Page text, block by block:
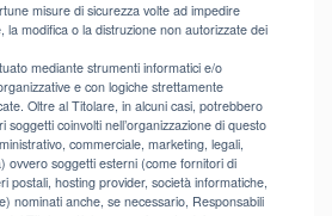
misure di sicurezza volte ad impedire
la modifica o la distruzione non autorizzate dei
mediante strumenti informatici e/o
e con logiche strettamente
Oltre al Titolare, in alcuni casi, potrebbero
soggetti coinvolti nell’organizzazione di questo
commerciale, marketing, legali,
ovvero soggetti esterni (come fornitori di
postali, hosting provider, società informatiche,
nominati anche, se necessario, Responsabili